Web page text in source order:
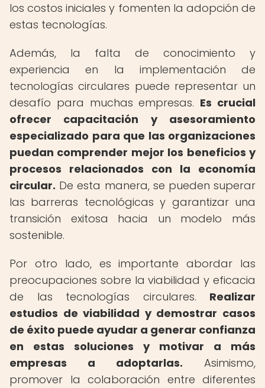
los costos iniciales y fomenten la adopción de
estas tecnologías.
Además, la falta de conocimiento y
experiencia en la implementación de
tecnologías circulares puede representar un
desafío para muchas empresas. Es crucial
ofrecer capacitación y asesoramiento
especializado para que las organizaciones
puedan comprender mejor los beneficios y
procesos relacionados con la economía
circular. De esta manera, se pueden superar
las barreras tecnológicas y garantizar una
transición exitosa hacia un modelo más
sostenible.
Por otro lado, es importante abordar las
preocupaciones sobre la viabilidad y eficacia
de las tecnologías circulares. Realizar
estudios de viabilidad y demostrar casos
de éxito puede ayudar a generar confianza
en estas soluciones y motivar a más
empresas a adoptarlas. Asimismo,
promover la colaboración entre diferentes